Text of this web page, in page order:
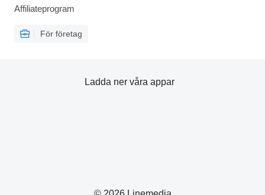
Affiliateprogram
För företag
Ladda ner våra appar